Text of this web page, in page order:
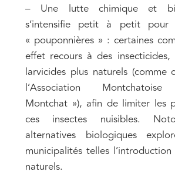
– Une lutte chimique et
s’intensifie petit à petit pour
« pouponnières » : certaines
effet recours à des insecticides,
larvicides plus naturels (comme
l’Association
Montchat »), afin de limiter les
ces insectes nuisibles.
alternatives biologiques
municipalités telles
naturels.